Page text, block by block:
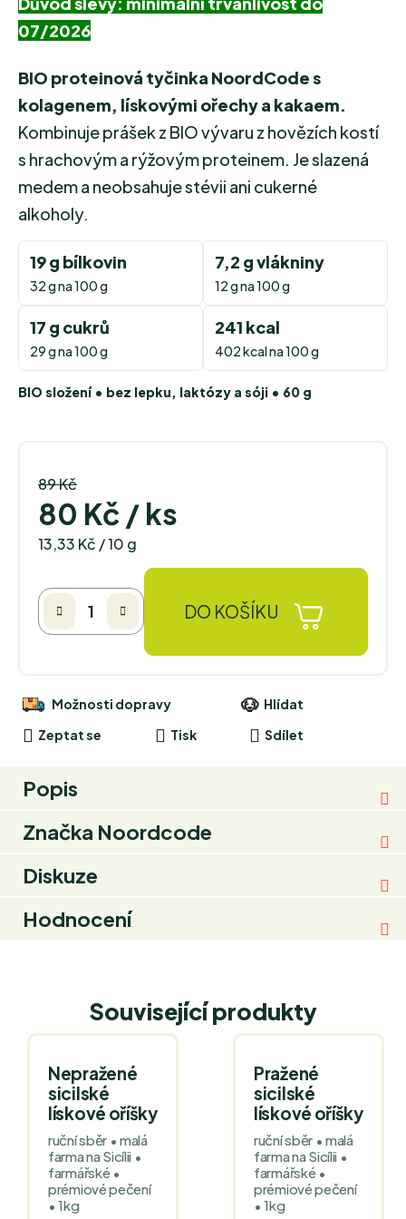
07/2026
BIO proteinová tyčinka NoordCode s
kolagenem, lískovými ořechy a kakaem.
Kombinuje prášek z BIO vývaru z hovězích kostí
s hrachovým a rýžovým proteinem. Je slazená
medem a neobsahuje stévii ani cukerné
alkoholy.
19 g bílkovin
32 g na 100 g
7,2 g vlákniny
12 g na 100 g
17 g cukrů
29 g na 100 g
241 kcal
402 kcal na 100 g
BIO složení • bez lepku, laktózy a sóji • 60 g
89 Kč
80 Kč / ks
Měrná cena:
13,33 Kč / 10 g
DO KOŠÍKU
Tisk
Zeptat se
Hlídat
Sdílet
Možnosti dopravy
Popis
Značka Noordcode
Diskuze
Hodnocení
Související produkty
Nepražené
sicilské
lískové oříšky
ruční sběr • malá
farma na Sicílii •
farmářské •
prémiové pečení
• 1kg
Pražené
sicilské
lískové oříšky
ruční sběr • malá
farma na Sicílii •
farmářské •
prémiové pečení
• 1kg